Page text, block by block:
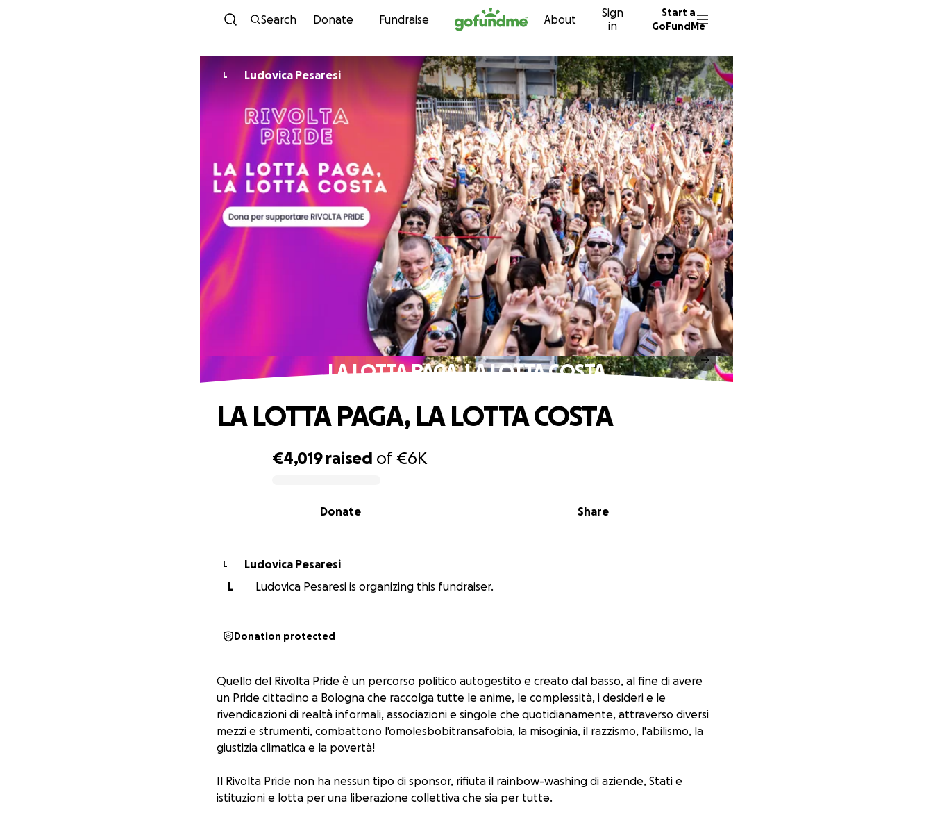
Skip to content
Search Donate Fundraise About
Sign
in
Start a
GoFundMe
L Ludovica Pesaresi
LA LOTTA PAGA, LA LOTTA COSTA
€4,019 raised of€6K
Share
Donate
LA LOTTA PAGA, LA LOTTA COSTA
L
Ludovica Pesaresi
L
Ludovica Pesaresi is organizing this fundraiser.
Donation protected
Quello del Rivolta Pride è un percorso politico autogestito e creato dal basso, al fine di avere
un Pride cittadino a Bologna che raccolga tutte le anime, le complessità, i desideri e le
rivendicazioni di realtà informali, associazioni e singole che quotidianamente, attraverso diversi
mezzi e strumenti, combattono l'omolesbobitransafobia, la misoginia, il razzismo, l'abilismo, la
giustizia climatica e la povertà!
Il Rivolta Pride non ha nessun tipo di sponsor, rifiuta il rainbow-washing di aziende, Stati e
istituzioni e lotta per una liberazione collettiva che sia per tuttə.